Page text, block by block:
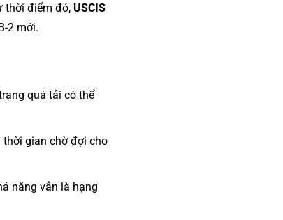
thời điểm đó, USCIS
2 mới.
quá tải có thể
thời gian chờ đợi cho
năng vẫn là hạng